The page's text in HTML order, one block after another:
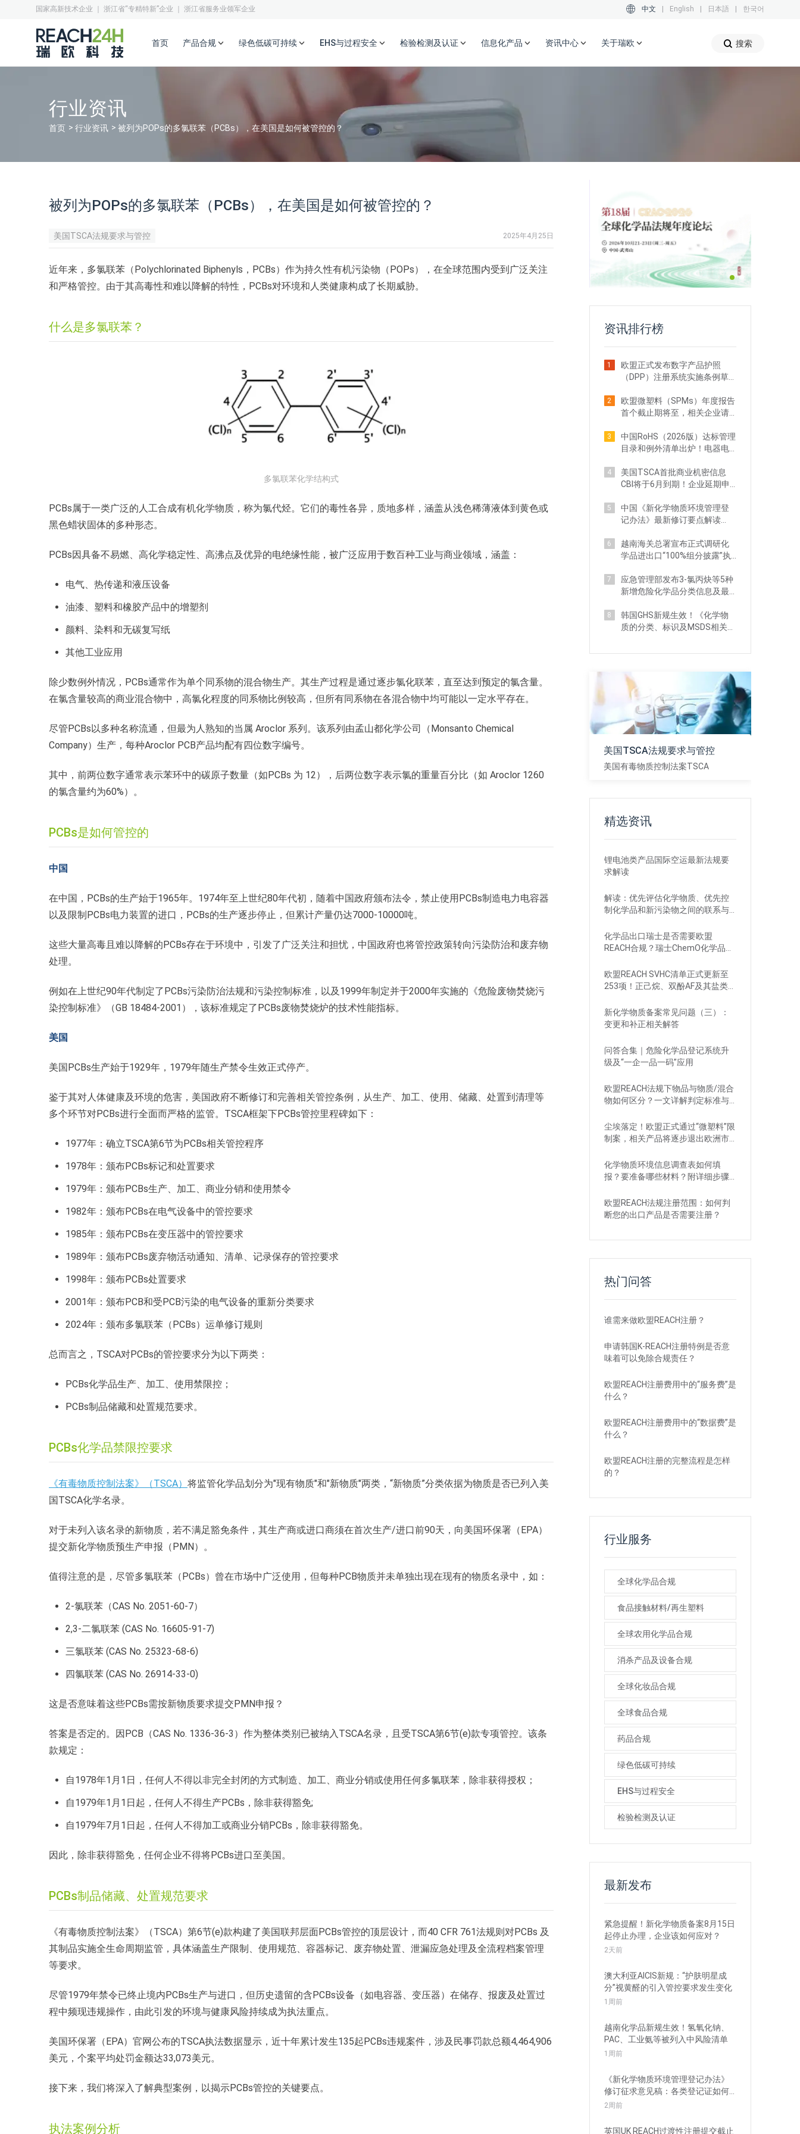
国家高新技术企业 ｜ 浙江省“专精特新”企业 ｜ 浙江省服务业领军企业 中文 English 日本語 한국어
首页 产品合规 绿色低碳可持续 EHS与过程安全 检验检测及认证 信息化产品 资讯中心 关于瑞欧 搜索
行业资讯
首页 行业资讯 被列为POPs的多氯联苯（PCBs），在美国是如何被管控的？
被列为POPs的多氯联苯（PCBs），在美国是如何被管控的？
美国TSCA法规要求与管控 2025年4月25日
近年来，多氯联苯（Polychlorinated Biphenyls，PCBs）作为持久性有机污染物（POPs），在全球范围内受到广泛关注
和严格管控。由于其高毒性和难以降解的特性，PCBs对环境和人类健康构成了长期威胁。
什么是多氯联苯？
多氯联苯化学结构式
PCBs属于一类广泛的人工合成有机化学物质，称为氯代烃。它们的毒性各异，质地多样，涵盖从浅色稀薄液体到黄色或
黑色蜡状固体的多种形态。
PCBs因具备不易燃、高化学稳定性、高沸点及优异的电绝缘性能，被广泛应用于数百种工业与商业领域，涵盖：
电气、热传递和液压设备
油漆、塑料和橡胶产品中的增塑剂
颜料、染料和无碳复写纸
其他工业应用
除少数例外情况，PCBs通常作为单个同系物的混合物生产。其生产过程是通过逐步氯化联苯，直至达到预定的氯含量。
在氯含量较高的商业混合物中，高氯化程度的同系物比例较高，但所有同系物在各混合物中均可能以一定水平存在。
尽管PCBs以多种名称流通，但最为人熟知的当属 Aroclor 系列。该系列由孟山都化学公司（Monsanto Chemical
Company）生产，每种Aroclor PCB产品均配有四位数字编号。
其中，前两位数字通常表示苯环中的碳原子数量（如PCBs 为 12），后两位数字表示氯的重量百分比（如 Aroclor 1260
的氯含量约为60%）。
PCBs是如何管控的
中国
在中国，PCBs的生产始于1965年。1974年至上世纪80年代初，随着中国政府颁布法令，禁止使用PCBs制造电力电容器
以及限制PCBs电力装置的进口，PCBs的生产逐步停止，但累计产量仍达7000-10000吨。
这些大量高毒且难以降解的PCBs存在于环境中，引发了广泛关注和担忧，中国政府也将管控政策转向污染防治和废弃物
处理。
例如在上世纪90年代制定了PCBs污染防治法规和污染控制标准，以及1999年制定并于2000年实施的《危险废物焚烧污
染控制标准》（GB 18484-2001），该标准规定了PCBs废物焚烧炉的技术性能指标。
美国
美国PCBs生产始于1929年，1979年随生产禁令生效正式停产。
鉴于其对人体健康及环境的危害，美国政府不断修订和完善相关管控条例，从生产、加工、使用、储藏、处置到清理等
多个环节对PCBs进行全面而严格的监管。TSCA框架下PCBs管控里程碑如下：
1977年：确立TSCA第6节为PCBs相关管控程序
1978年：颁布PCBs标记和处置要求
1979年：颁布PCBs生产、加工、商业分销和使用禁令
1982年：颁布PCBs在电气设备中的管控要求
1985年：颁布PCBs在变压器中的管控要求
1989年：颁布PCBs废弃物活动通知、清单、记录保存的管控要求
1998年：颁布PCBs处置要求
2001年：颁布PCB和受PCB污染的电气设备的重新分类要求
2024年：颁布多氯联苯（PCBs）运单修订规则
总而言之，TSCA对PCBs的管控要求分为以下两类：
PCBs化学品生产、加工、使用禁限控；
PCBs制品储藏和处置规范要求。
PCBs化学品禁限控要求
《有毒物质控制法案》（TSCA） 将监管化学品划分为"现有物质"和"新物质"两类，“新物质”分类依据为物质是否已列入美
国TSCA化学名录。
对于未列入该名录的新物质，若不满足豁免条件，其生产商或进口商须在首次生产/进口前90天，向美国环保署（EPA）
提交新化学物质预生产申报（PMN）。
值得注意的是，尽管多氯联苯（PCBs）曾在市场中广泛使用，但每种PCB物质并未单独出现在现有的物质名录中，如：
2-氯联苯（CAS No. 2051-60-7）
2,3-二氯联苯 (CAS No. 16605-91-7)
三氯联苯 (CAS No. 25323-68-6)
四氯联苯 (CAS No. 26914-33-0)
这是否意味着这些PCBs需按新物质要求提交PMN申报？
答案是否定的。因PCB（CAS No. 1336-36-3）作为整体类别已被纳入TSCA名录，且受TSCA第6节(e)款专项管控。该条
款规定：
自1978年1月1日，任何人不得以非完全封闭的方式制造、加工、商业分销或使用任何多氯联苯，除非获得授权；
自1979年1月1日起，任何人不得生产PCBs，除非获得豁免;
自1979年7月1日起，任何人不得加工或商业分销PCBs，除非获得豁免。
因此，除非获得豁免，任何企业不得将PCBs进口至美国。
PCBs制品储藏、处置规范要求
《有毒物质控制法案》（TSCA）第6节(e)款构建了美国联邦层面PCBs管控的顶层设计，而40 CFR 761法规则对PCBs 及
其制品实施全生命周期监管，具体涵盖生产限制、使用规范、容器标记、废弃物处置、泄漏应急处理及全流程档案管理
等要求。
尽管1979年禁令已终止境内PCBs生产与进口，但历史遗留的含PCBs设备（如电容器、变压器）在储存、报废及处置过
程中频现违规操作，由此引发的环境与健康风险持续成为执法重点。
美国环保署（EPA）官网公布的TSCA执法数据显示，近十年累计发生135起PCBs违规案件，涉及民事罚款总额4,464,906
美元，个案平均处罚金额达33,073美元。
接下来，我们将深入了解典型案例，以揭示PCBs管控的关键要点。
执法案例分析
资讯排行榜
1
欧盟正式发布数字产品护照
（DPP）注册系统实施条例草
2
欧盟微塑料（SPMs）年度报告
首个截止期将至，相关企业请
3
中国RoHS（2026版）达标管理
目录和例外清单出炉！电器电
4
美国TSCA首批商业机密信息
CBI将于6月到期！企业延期申
5
中国《新化学物质环境管理登
记办法》最新修订要点解读
6
越南海关总署宣布正式调研化
学品进出口“100%组分披露”执
7
应急管理部发布3-氯丙炔等5种
新增危险化学品分类信息及最
8
韩国GHS新规生效！《化学物
质的分类、标识及MSDS相关标
美国TSCA法规要求与管控
美国有毒物质控制法案TSCA
精选资讯
锂电池类产品国际空运最新法规要
求解读
解读：优先评估化学物质、优先控
制化学品和新污染物之间的联系与
化学品出口瑞士是否需要欧盟
REACH合规？瑞士ChemO化学品法
欧盟REACH SVHC清单正式更新至
253项！正己烷、双酚AF及其盐类物
新化学物质备案常见问题（三）：
变更和补正相关解答
问答合集｜危险化学品登记系统升
级及“一企一品一码”应用
欧盟REACH法规下物品与物质/混合
物如何区分？一文详解判定标准与
尘埃落定！欧盟正式通过“微塑料”限
制案，相关产品将逐步退出欧洲市
化学物质环境信息调查表如何填
报？要准备哪些材料？附详细步骤
欧盟REACH法规注册范围：如何判
断您的出口产品是否需要注册？
热门问答
谁需来做欧盟REACH注册？
申请韩国K-REACH注册特例是否意
味着可以免除合规责任？
欧盟REACH注册费用中的“服务费”是
什么？
欧盟REACH注册费用中的“数据费”是
什么？
欧盟REACH注册的完整流程是怎样
的？
行业服务
全球化学品合规
食品接触材料/再生塑料
全球农用化学品合规
消杀产品及设备合规
全球化妆品合规
全球食品合规
药品合规
绿色低碳可持续
EHS与过程安全
检验检测及认证
最新发布
紧急提醒！新化学物质备案8月15日
起停止办理，企业该如何应对？
2天前
澳大利亚AICIS新规：“护肤明星成
分”视黄醛的引入管控要求发生变化
1周前
越南化学品新规生效！氢氧化钠、
PAC、工业氨等被列入中风险清单
1周前
《新化学物质环境管理登记办法》
修订征求意见稿：各类登记证如何
衔接？
2周前
英国UK REACH过渡性注册提交截止